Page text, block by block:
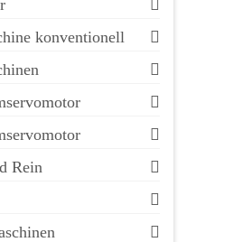
konventionell
Rein